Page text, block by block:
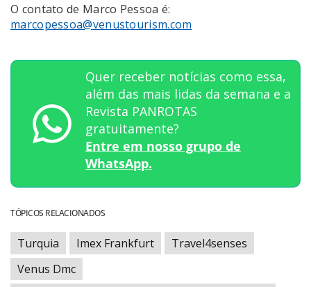
O contato de Marco Pessoa é:
marcopessoa@venustourism.com
Quer receber notícias como essa,
além das mais lidas da semana e a
Revista PANROTAS
gratuitamente?
Entre em nosso grupo de
WhatsApp.
TÓPICOS RELACIONADOS
Turquia Imex Frankfurt
Travel4senses
Venus Dmc